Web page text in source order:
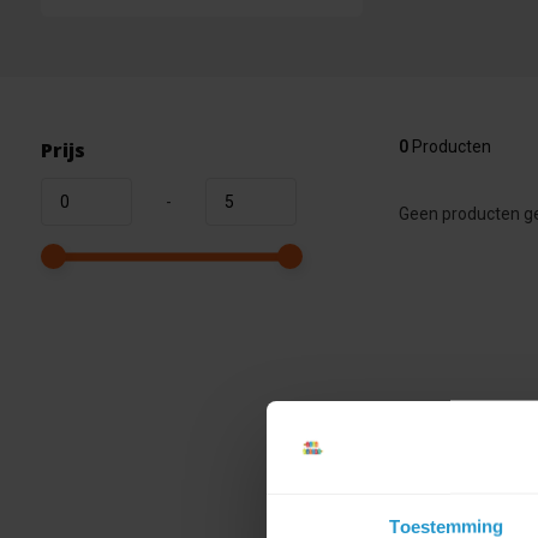
Toestemming
Prijs
-
0Producten
Geen producten